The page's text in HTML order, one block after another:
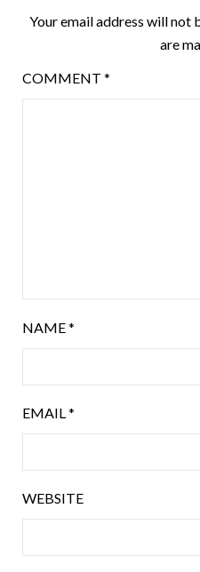
Your email address will not
are
COMMENT *
NAME*
EMAIL *
WEBSITE